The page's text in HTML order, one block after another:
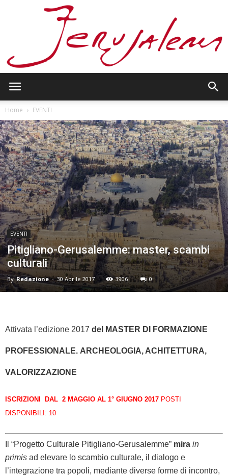
Home EVENTI
EVENTI
Pitigliano-Gerusalemme: master, scambi
culturali
By Redazione - 30 Aprile 2017 3906 0
Attivata l’edizione 2017 del MASTER DI FORMAZIONE
PROFESSIONALE. ARCHEOLOGIA, ACHITETTURA,
VALORIZZAZIONE
ISCRIZIONI DAL 2 MAGGIO AL 1° GIUGNO 2017 POSTI
DISPONIBILI: 10
Il “Progetto Culturale Pitigliano-Gerusalemme” mira in
primis ad elevare lo scambio culturale, il dialogo e
l’integrazione tra popoli, mediante diverse forme di incontro,